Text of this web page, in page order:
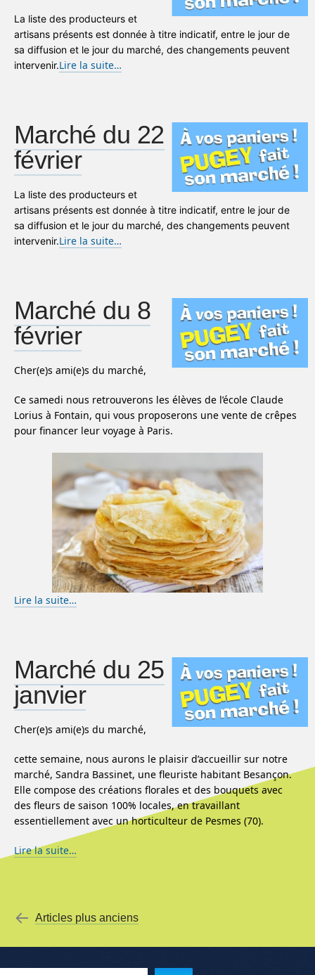
La liste des producteurs et
artisans présents est donnée à titre indicatif, entre le jour de
sa diffusion et le jour du marché, des changements peuvent
intervenir.Lire la suite…
Marché du 22
février
La liste des producteurs et
artisans présents est donnée à titre indicatif, entre le jour de
sa diffusion et le jour du marché, des changements peuvent
intervenir.Lire la suite…
Marché du 8
février
Cher(e)s ami(e)s du marché,
Ce samedi nous retrouverons les élèves de l’école Claude
Lorius à Fontain, qui vous proposerons une vente de crêpes
pour financer leur voyage à Paris.
Lire la suite…
Marché du 25
janvier
Cher(e)s ami(e)s du marché,
cette semaine, nous aurons le plaisir d’accueillir sur notre
marché, Sandra Bassinet, une fleuriste habitant Besançon.
Elle compose des créations florales et des bouquets avec
des fleurs de saison 100% locales, en travaillant
essentiellement avec un horticulteur de Pesmes (70).
Lire la suite…
Menu de l'article
←
Articles plus anciens